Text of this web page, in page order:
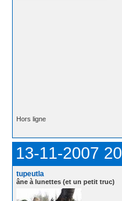
Hors ligne
13-11-2007
tupeutla
âne à lunettes (et un petit truc)